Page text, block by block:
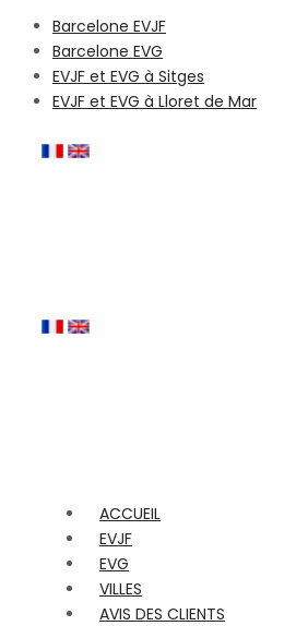
Barcelone EVJF
Barcelone EVG
EVJF et EVG à Sitges
EVJF et EVG à Lloret de Mar
ACCUEIL
EVJF
EVG
VILLES
AVIS DES CLIENTS